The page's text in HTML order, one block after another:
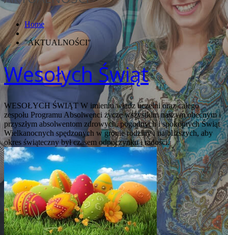
Home
"AKTUALNOŚCI"
Wesołych Świąt
WESOŁYCH ŚWIĄT W imieniu władz uczelni oraz całego
zespołu Programu Absolwenci życzę wszystkim naszym obecnym i
przyszłym absolwentom zdrowych, pogodnych i spokojnych Świąt
Wielkanocnych spędzonych w gronie rodziny i najbliższych, aby
okres świąteczny był czasem odpoczynku i radości.